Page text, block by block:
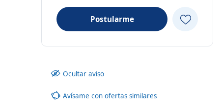
Postularme
Ocultar aviso
Avísame con ofertas similares